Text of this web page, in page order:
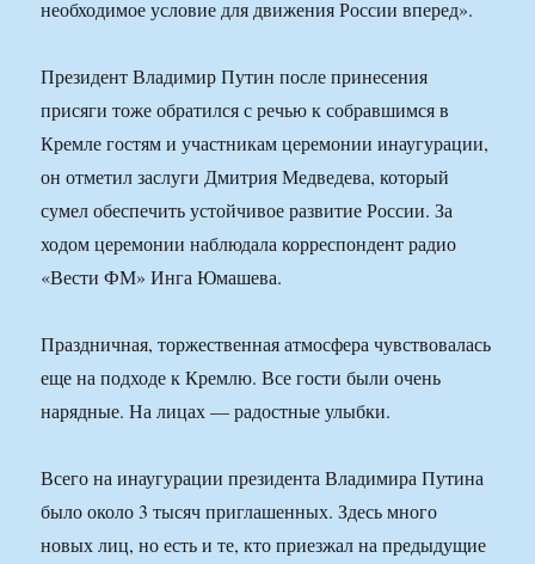
необходимое условие для движения России вперед».
Президент Владимир Путин после принесения
присяги тоже обратился с речью к собравшимся в
Кремле гостям и участникам церемонии инаугурации,
он отметил заслуги Дмитрия Медведева, который
сумел обеспечить устойчивое развитие России. За
ходом церемонии наблюдала корреспондент радио
«Вести ФМ» Инга Юмашева.
Праздничная, торжественная атмосфера чувствовалась
еще на подходе к Кремлю. Все гости были очень
нарядные. На лицах — радостные улыбки.
Всего на инаугурации президента Владимира Путина
было около 3 тысяч приглашенных. Здесь много
новых лиц, но есть и те, кто приезжал на предыдущие